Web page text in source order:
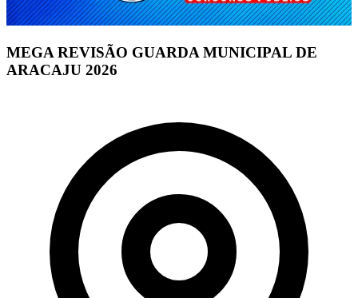
MEGA REVISÃO GUARDA MUNICIPAL DE
ARACAJU 2026